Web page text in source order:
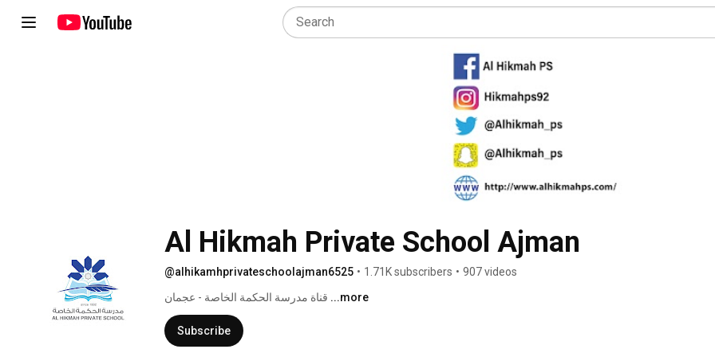
Al Hikmah Private School Ajman
@alhikamhprivateschoolajman6525 • 1.71K subscribers • 907 videos
...more
Subscribe